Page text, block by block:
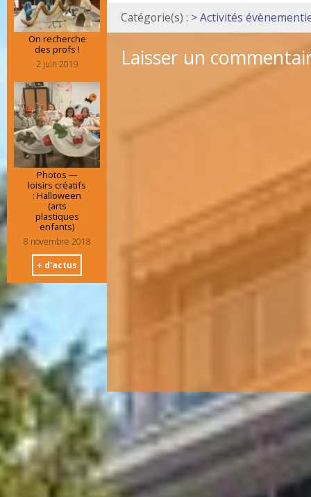
Catégorie(s) : > Activités
Laisser un
On recherche
des profs !
2 juin 2019
Photos —
loisirs créatifs
: Halloween
(arts
plastiques
enfants)
8 novembre 2018
+ d'actus